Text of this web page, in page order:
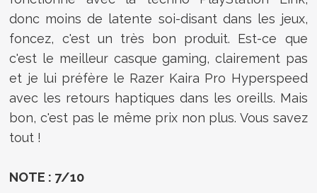
donc moins de latente soi-disant dans les jeux,
foncez, c'est un très bon produit. Est-ce que
c'est le meilleur casque gaming, clairement pas
et je lui préfère le Razer Kaira Pro Hyperspeed
avec les retours haptiques dans les oreills. Mais
bon, c'est pas le même prix non plus. Vous savez
tout !
NOTE : 7/10